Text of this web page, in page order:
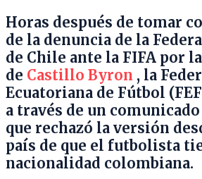
Horas después de tomar
de la denuncia de la
de Chile ante la FIFA por
de Castillo Byron , la
Ecuatoriana de Fútbol
a través de un
que rechazó la versión
país de que el futbolista
nacionalidad colombiana.